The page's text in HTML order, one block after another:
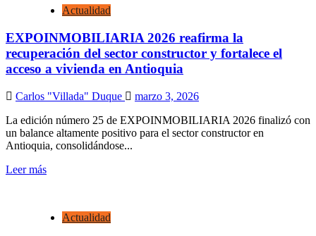
Actualidad
EXPOINMOBILIARIA 2026 reafirma la
recuperación del sector constructor y fortalece el
acceso a vivienda en Antioquia
Carlos "Villada" Duque
marzo 3, 2026
La edición número 25 de EXPOINMOBILIARIA 2026 finalizó con
un balance altamente positivo para el sector constructor en
Antioquia, consolidándose...
Leer más
Actualidad